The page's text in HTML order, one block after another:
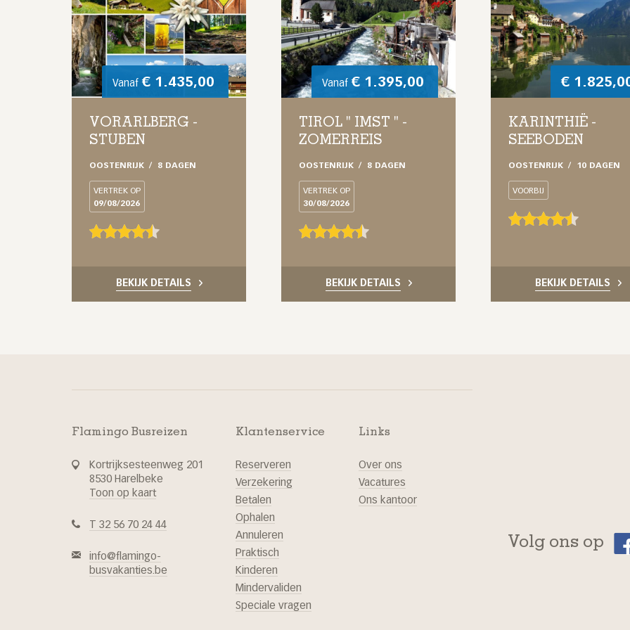
Vanaf € 1.435,00
VORARLBERG -
STUBEN
OOSTENRIJK 8 DAGEN
VERTREK OP
09/08/2026
BEKIJK DETAILS
Vanaf € 1.395,00
TIROL " IMST " -
ZOMERREIS
OOSTENRIJK 8 DAGEN
VERTREK OP
30/08/2026
BEKIJK DETAILS
€
KARINTHIË -
SEEBODEN
OOSTENRIJK 10 DAGEN
VOORBIJ
BEKIJK DETAILS
Flamingo Busreizen
Kortrijksesteenweg 201
8530 Harelbeke
Toon op kaart
T 32 56 70 24 44
info@flamingo-
busvakanties.be
Klantenservice
Reserveren
Verzekering
Betalen
Ophalen
Annuleren
Praktisch
Kinderen
Mindervaliden
Speciale vragen
Links
Over ons
Vacatures
Ons kantoor
Volg ons op